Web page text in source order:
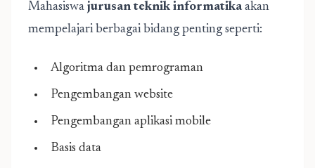
Mahasiswa jurusan teknik informatikaakan
mempelajari berbagai bidang penting seperti:
Algoritma dan pemrograman
Pengembangan website
Pengembangan aplikasi mobile
Basis data